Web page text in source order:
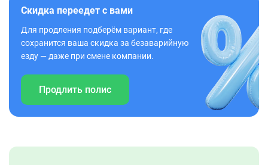
Скидка переедет с вами
Для продления подберём вариант, где
сохранится ваша скидка за безаварийную
езду — даже при смене компании.
Продлить полис